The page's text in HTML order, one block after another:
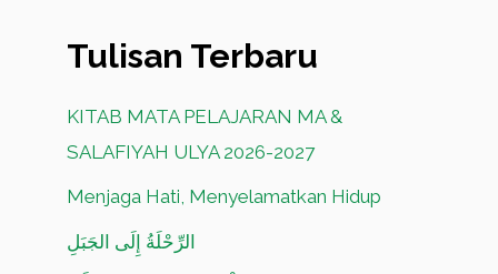
Tulisan Terbaru
KITAB MATA PELAJARAN MA &
SALAFIYAH ULYA 2026-2027
Menjaga Hati, Menyelamatkan Hidup
الرِّحْلَةُ إِلَى الجَبَلِ